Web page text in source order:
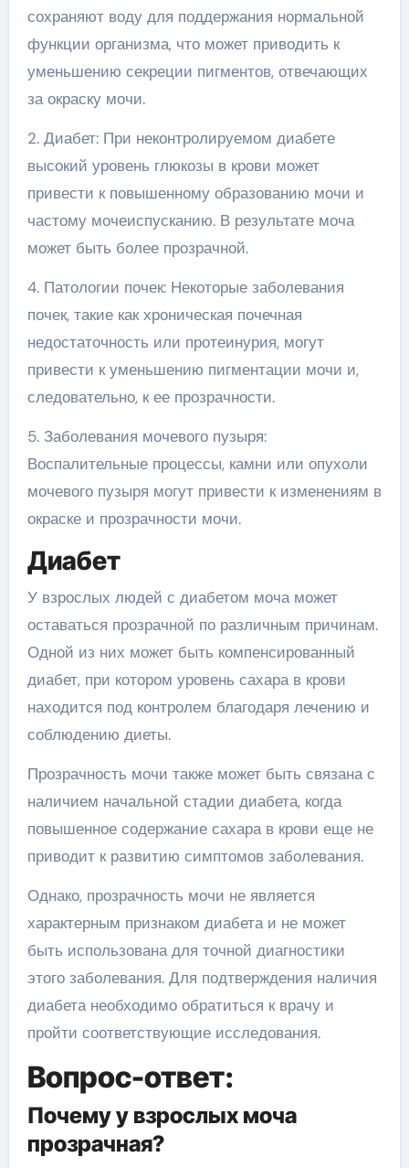
сохраняют воду для поддержания нормальной
функции организма, что может приводить к
уменьшению секреции пигментов, отвечающих
за окраску мочи.
2. Диабет: При неконтролируемом диабете
высокий уровень глюкозы в крови может
привести к повышенному образованию мочи и
частому мочеиспусканию. В результате моча
может быть более прозрачной.
4. Патологии почек: Некоторые заболевания
почек, такие как хроническая почечная
недостаточность или протеинурия, могут
привести к уменьшению пигментации мочи и,
следовательно, к ее прозрачности.
5. Заболевания мочевого пузыря:
Воспалительные процессы, камни или опухоли
мочевого пузыря могут привести к изменениям в
окраске и прозрачности мочи.
Диабет
У взрослых людей с диабетом моча может
оставаться прозрачной по различным причинам.
Одной из них может быть компенсированный
диабет, при котором уровень сахара в крови
находится под контролем благодаря лечению и
соблюдению диеты.
Прозрачность мочи также может быть связана с
наличием начальной стадии диабета, когда
повышенное содержание сахара в крови еще не
приводит к развитию симптомов заболевания.
Однако, прозрачность мочи не является
характерным признаком диабета и не может
быть использована для точной диагностики
этого заболевания. Для подтверждения наличия
диабета необходимо обратиться к врачу и
пройти соответствующие исследования.
Вопрос-ответ:
Почему у взрослых моча
прозрачная?